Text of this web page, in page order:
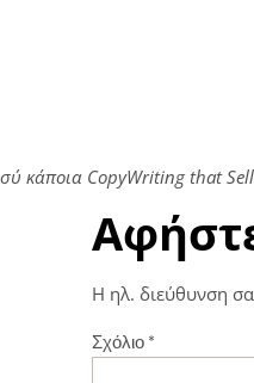
κάποια CopyWriting that
Η ηλ. διεύθυνση
Σχόλιο *